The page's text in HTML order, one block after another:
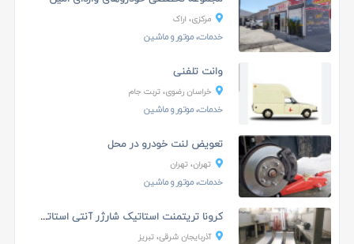
مرکزی، اراک
خدمات، موتور و ماشین
وانت تلفنی
خراسان رضوی، تربت جام
خدمات، موتور و ماشین
تعویض لنت خودرو در محل
تهران، تهران
خدمات، موتور و ماشین
کرونا تریتمنت استاتیک شارژر آنتی استاتیک
آذربایجان شرقی، تبریز